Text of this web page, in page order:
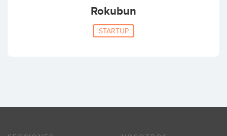
Rokubun
STARTUP